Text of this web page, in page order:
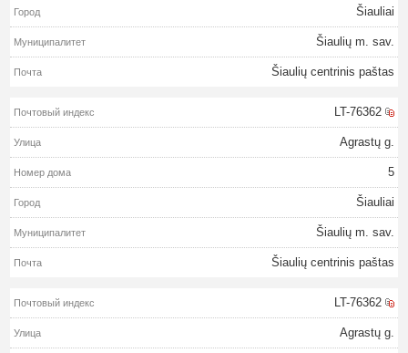
Šiauliai
Šiaulių m. sav.
Šiaulių centrinis paštas
LT-76362
Agrastų g.
5
Šiauliai
Šiaulių m. sav.
Šiaulių centrinis paštas
LT-76362
Agrastų g.